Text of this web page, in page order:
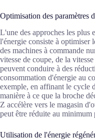
Optimisation des paramètres
L'une des approches les plus
l'énergie consiste à optimiser
des machines à commande
vitesse de coupe, de la
peuvent conduire à des
consommation d'énergie au
exemple, en affinant le cycle
manière à ce que la broche
Z accélère vers le magasin
peut être réduite au minimum
Utilisation de l'énergie